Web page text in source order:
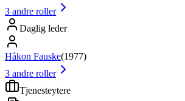
3 andre roller
Daglig leder
Håkon Fauske(1977)
3 andre roller
Tjenesteytere